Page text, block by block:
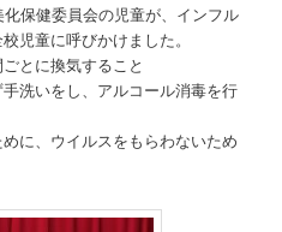
保健委員会の児童が、インフル
児童に呼びかけました。
とに換気すること
洗いをし、アルコール消毒を行
に、ウイルスをもらわないため